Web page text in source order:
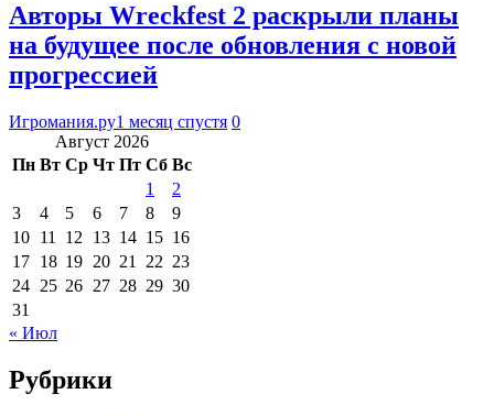
Авторы Wreckfest 2 раскрыли планы
на будущее после обновления с новой
прогрессией
Игромания.ру1 месяц спустя 0
Август 2026
Пн Вт Ср Чт Пт Сб Вс
1
2
3
4 5 6 7 8
9
10 11 12 13 14 15 16
17 18 19 20 21 22 23
24 25 26 27 28 29 30
31
« Июл
Рубрики